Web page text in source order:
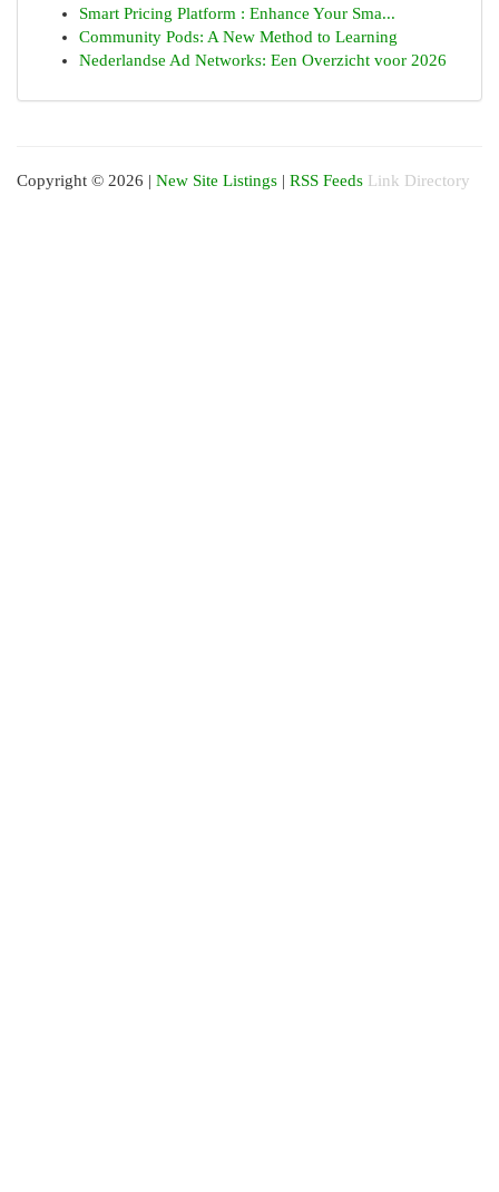
Smart Pricing Platform : Enhance Your Sma...
Community Pods: A New Method to Learning
Nederlandse Ad Networks: Een Overzicht voor 2026
Copyright © 2026 | New Site Listings | RSS Feeds Link Directory